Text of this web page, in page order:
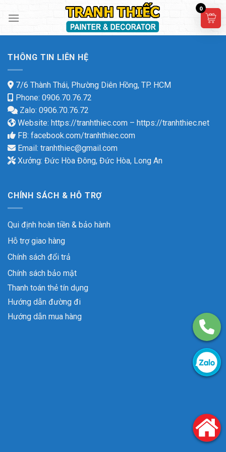
THÔNG TIN LIÊN HỆ
7/6 Thành Thái, Phường Diên Hồng, TP. HCM
Phone: 0906.70.76.72
Zalo: 0906.70.76.72
Website: https://tranhthiec.com – https://tranhthiec.net
FB: facebook.com/tranhthiec.com
Email: tranhthiec@gmail.com
Xưởng: Đức Hòa Đông, Đức Hòa, Long An
CHÍNH SÁCH & HỖ TRỢ
Qui định hoàn tiền & bảo hành
Hỗ trợ giao hàng
Chính sách đổi trả
Chính sách bảo mật
Thanh toán thẻ tín dụng
Hướng dẫn đường đi
Hướng dẫn mua hàng
0